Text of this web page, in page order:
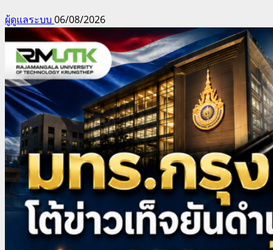
ผู้ดูแลระบบ 06/08/2026